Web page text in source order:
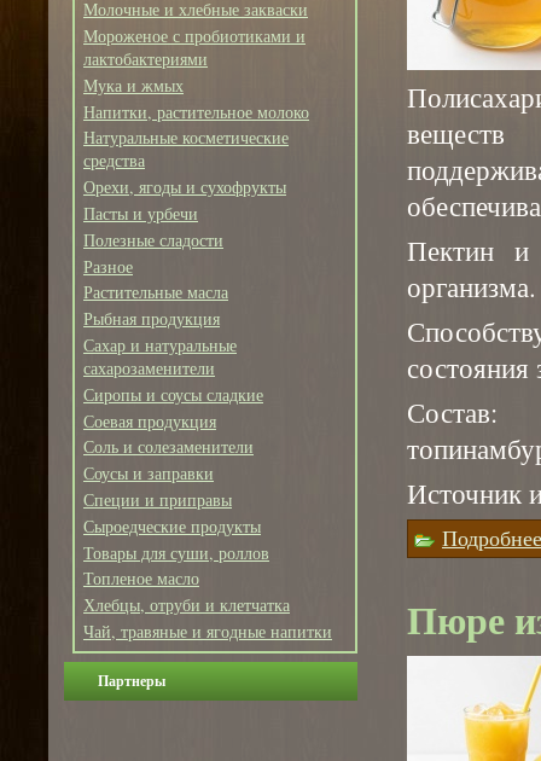
Молочные и хлебные закваски
Мороженое с пробиотиками и
лактобактериями
Мука и жмых
Напитки, растительное молоко
Натуральные косметические
средства
Орехи, ягоды и сухофрукты
Пасты и урбечи
Полезные сладости
Разное
Растительные масла
Рыбная продукция
Сахар и натуральные
сахарозаменители
Сиропы и соусы сладкие
Соевая продукция
Соль и солезаменители
Соусы и заправки
Специи и приправы
Сыроедческие продукты
Товары для суши, роллов
Топленое масло
Хлебцы, отруби и клетчатка
Чай, травяные и ягодные напитки
Партнеры
Пектин и
организма.
состояния
Состав:
Источник
Подробнее
Пюре